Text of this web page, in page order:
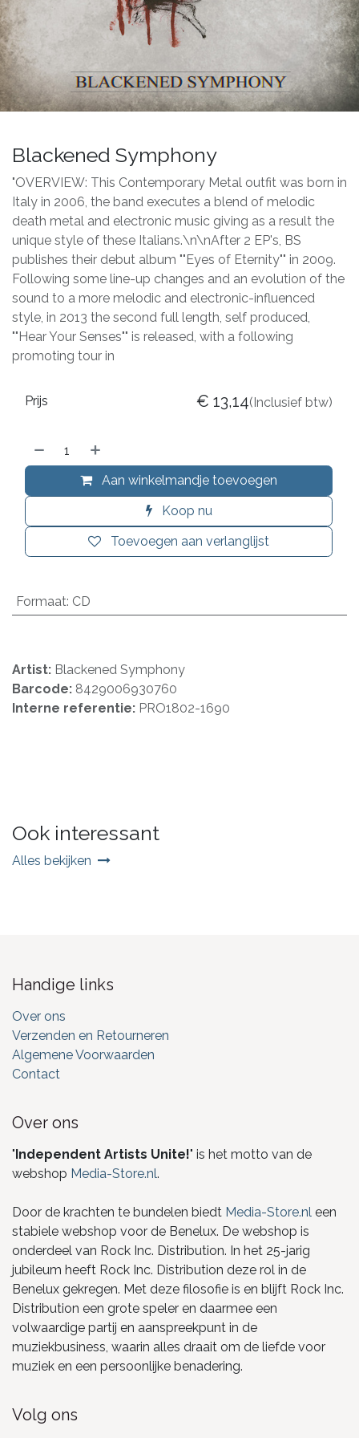
Blackened Symphony
"OVERVIEW: This Contemporary Metal outfit was born in
Italy in 2006, the band executes a blend of melodic
death metal and electronic music giving as a result the
unique style of these Italians.\n\nAfter 2 EP's, BS
publishes their debut album ""Eyes of Eternity"" in 2009.
Following some line-up changes and an evolution of the
sound to a more melodic and electronic-influenced
style, in 2013 the second full length, self produced,
""Hear Your Senses"" is released, with a following
promoting tour in
Aan winkelmandje toevoegen
Koop nu
Toevoegen aan verlanglijst
Prijs € 13,14(Inclusief btw)
Formaat: CD
Artist: Blackened Symphony
Barcode: 8429006930760
Interne referentie: PRO1802-1690
Ook interessant
Alles bekijken
Handige links
Over ons
Verzenden en Retourneren
Algemene Voorwaarden
Contact
Over ons
"Independent Artists Unite!" is het motto van de
webshop Media-Store.nl.
Door de krachten te bundelen biedt Media-Store.nl een
stabiele webshop voor de Benelux. De webshop is
onderdeel van Rock Inc. Distribution. In het 25-jarig
jubileum heeft Rock Inc. Distribution deze rol in de
Benelux gekregen. Met deze filosofie is en blijft Rock Inc.
Distribution een grote speler en daarmee een
volwaardige partij en aanspreekpunt in de
muziekbusiness, waarin alles draait om de liefde voor
muziek en een persoonlijke benadering.
Volg ons